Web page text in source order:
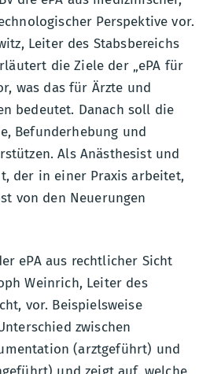
Perspektive vor.
Leiter des Stabsbereichs
die Ziele der „ePA für
was das für Ärzte und
bedeutet. Danach soll die
Befunderhebung und
Als Anästhesist und
der in einer Praxis arbeitet,
von den Neuerungen
ePA aus rechtlicher Sicht
Weinrich, Leiter des
vor. Beispielsweise
zwischen
(arztgeführt) und